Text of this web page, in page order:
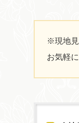
※現地見
お気軽